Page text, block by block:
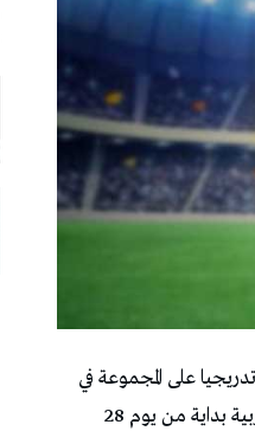
على المجموعة في
انتظار مزيد توضح الرؤية في التربص المغلق الذي سيجريه الفريق في مدينة مراكش المغربية بداية من يوم 28